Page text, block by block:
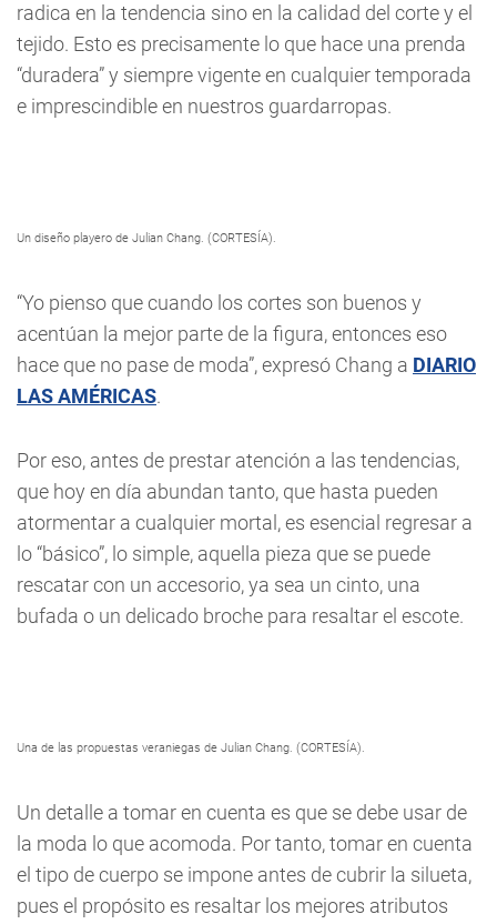
radica en la tendencia sino en la calidad del corte y el
tejido. Esto es precisamente lo que hace una prenda
“duradera” y siempre vigente en cualquier temporada
e imprescindible en nuestros guardarropas.
Un diseño playero de Julian Chang. (CORTESÍA).
“Yo pienso que cuando los cortes son buenos y
acentúan la mejor parte de la figura, entonces eso
hace que no pase de moda”, expresó Chang a DIARIO
LAS AMÉRICAS.
Por eso, antes de prestar atención a las tendencias,
que hoy en día abundan tanto, que hasta pueden
atormentar a cualquier mortal, es esencial regresar a
lo “básico”, lo simple, aquella pieza que se puede
rescatar con un accesorio, ya sea un cinto, una
bufada o un delicado broche para resaltar el escote.
Una de las propuestas veraniegas de Julian Chang. (CORTESÍA).
Un detalle a tomar en cuenta es que se debe usar de
la moda lo que acomoda. Por tanto, tomar en cuenta
el tipo de cuerpo se impone antes de cubrir la silueta,
pues el propósito es resaltar los mejores atributos